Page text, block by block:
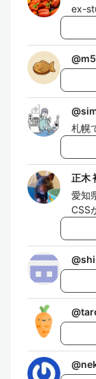
ex-
@
@
札幌
正木
愛知
CSS
@
@
@